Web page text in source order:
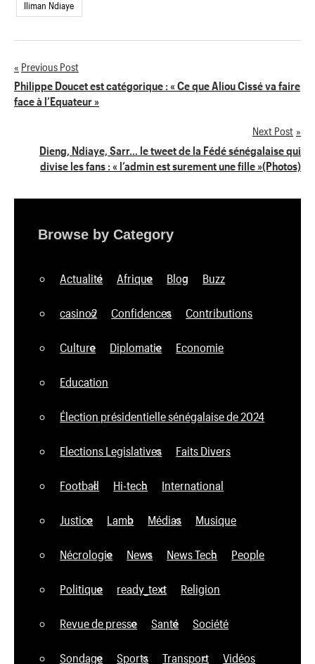
Iliman Ndiaye
Navigation
de
Previous Post
Philippe Doucet est catégorique : « Ce que Aliou Cissé va faire
face à l’Equateur »
Next Post
Dieng, Ndiaye, Sarr… le tweet de la Fédé sénégalaise qui
divise les fans : « l’admin est surement une fille »(Photos)
Browse by Category
Actualité Afrique Blog Buzz
casino2 Confidences Contributions
Culture Diplomatie Economie
Education
Élection présidentielle sénégalaise de 2024
Elections Legislatives Faits Divers
Football Hi-tech International
Justice Lamb Médias Musique
Nécrologie News News Tech People
Politique ready_text Religion
Revue de presse Santé Société
Sondage Sports Transport Vidéos